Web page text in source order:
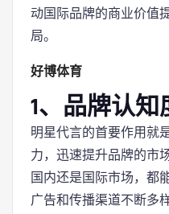
动国际品牌的商业价值
局。
好博体育
1、品牌认
明星代言的首要作用就
力，迅速提升品牌的市
国内还是国际市场，都
广告和传播渠道不断多